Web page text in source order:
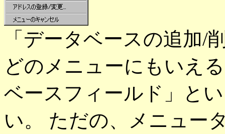
「データベースの追加/
どのメニューにもいえ
ベースフィールド」と
い。 ただの、メニュー